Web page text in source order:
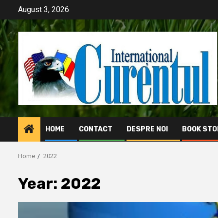
content
August 3, 2026
HOME CONTACT DESPRE NOI BOOK
Home 2022
Year: 2022